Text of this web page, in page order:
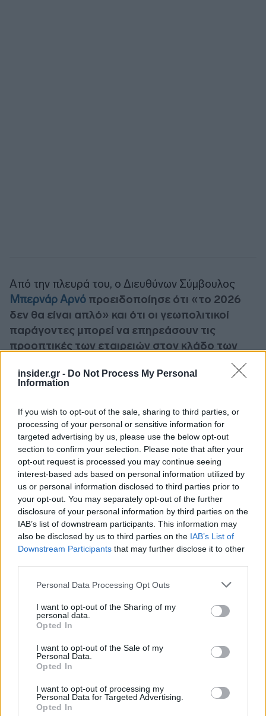
insider.gr - Do Not Process My Personal
Information
If you wish to opt-out of the sale, sharing to third parties, or
processing of your personal or sensitive information for
targeted advertising by us, please use the below opt-out
section to confirm your selection. Please note that after your
opt-out request is processed you may continue seeing
interest-based ads based on personal information utilized by
us or personal information disclosed to third parties prior to
your opt-out. You may separately opt-out of the further
disclosure of your personal information by third parties on the
IAB’s list of downstream participants. This information may
also be disclosed by us to third parties on the IAB’s List of
Downstream Participants that may further disclose it to other
Please note that this website/app uses one or more Google
not limited to your visit or usage behaviour. You may click to
grant or deny consent to Google and its third-party tags to
use your data for below specified purposes in below Google
consent section.
Personal Data Processing Opt Outs
I want to opt-out of the Sharing of my
personal data.
Opted In
I want to opt-out of the Sale of my
Personal Data.
Opted In
I want to opt-out of processing my
Personal Data for Targeted Advertising.
Opted In
Από την πλευρά του, ο Διευθύνων Σύμβουλος
Μπερνάρ Αρνό προειδοποίησε ότι «το 2026
δεν θα είναι απλό» και ότι οι γεωπολιτικοί
παράγοντες μπορεί να επηρεάσουν τις
προοπτικές των εταιρειών στον κλάδο των
αισιόδοξος μεσοπρόθεσμα, αλλά
βραχυπρόθεσμα είναι πολύ δύσκολο να κάνουμε
μια σοβαρή πρόβλεψη», δήλωσε ο γάλλος
δισεκατομμυριούχος την Τρίτη.
Ακολουθήστε τοinsider.gr στο Google Newsκαι μάθετε
πρώτοι όλες τιςειδήσειςαπό την Ελλάδα και τον κόσμο.